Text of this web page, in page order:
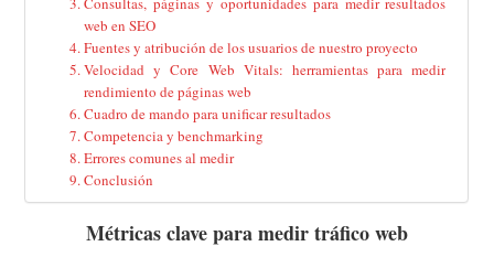
web en SEO
Fuentes y atribución de los usuarios de nuestro proyecto
Velocidad y Core Web Vitals: herramientas para medir
rendimiento de páginas web
Cuadro de mando para unificar resultados
Competencia y benchmarking
Errores comunes al medir
Conclusión
Métricas clave para medir tráfico web